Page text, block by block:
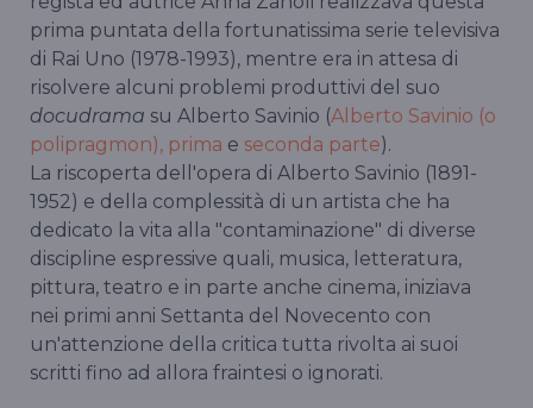
prima puntata della fortunatissima serie televisiva
di Rai Uno (1978-1993), mentre era in attesa di
risolvere alcuni problemi produttivi del suo
docudrama su Alberto Savinio (Alberto Savinio (o
polipragmon), prima e seconda parte).
La riscoperta dell'opera di Alberto Savinio (1891-
1952) e della complessità di un artista che ha
dedicato la vita alla "contaminazione" di diverse
discipline espressive quali, musica, letteratura,
pittura, teatro e in parte anche cinema, iniziava
nei primi anni Settanta del Novecento con
un'attenzione della critica tutta rivolta ai suoi
scritti fino ad allora fraintesi o ignorati.